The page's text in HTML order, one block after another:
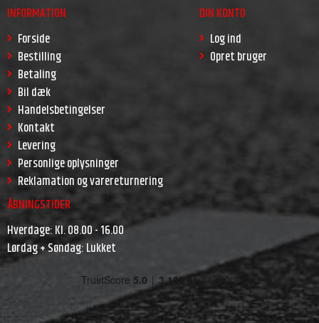
INFORMATION
Forside
Bestilling
Betaling
Bil dæk
Handelsbetingelser
Kontakt
Levering
Personlige oplysninger
Reklamation og varereturnering
DIN KONTO
Log ind
Opret bruger
ÅBNINGSTIDER
Hverdage: Kl. 08.00 - 16.00
Lørdag + Søndag: Lukket